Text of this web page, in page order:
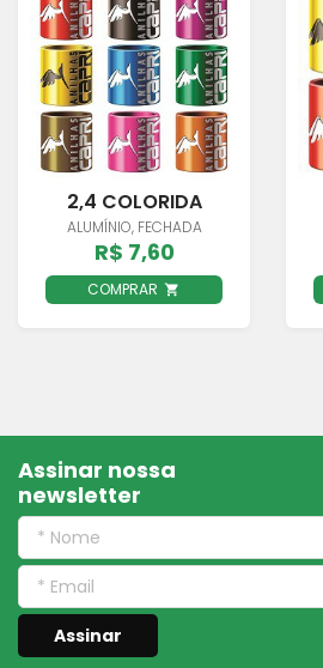
2,4 COLORIDA
ALUMÍNIO, FECHADA
R$ 7,60
COMPRAR
Assinar nossa
newsletter
Assinar